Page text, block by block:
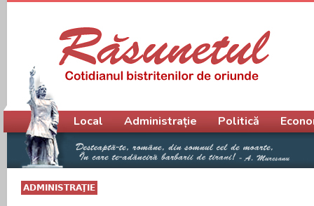
ADMINISTRAŢIE
Meniu principal
Local Administrație Politică